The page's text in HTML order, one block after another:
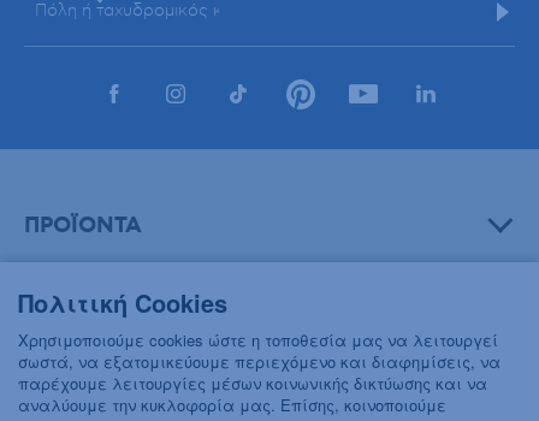
ΠΡΟΪΟΝΤΑ
ΒΟΗΘΕΙΑ
Πολιτική Cookies
Χρησιμοποιούμε cookies ώστε η τοποθεσία μας να λειτουργεί
σωστά, να εξατομικεύουμε περιεχόμενο και διαφημίσεις, να
παρέχουμε λειτουργίες μέσων κοινωνικής δικτύωσης και να
αναλύουμε την κυκλοφορία μας. Επίσης, κοινοποιούμε